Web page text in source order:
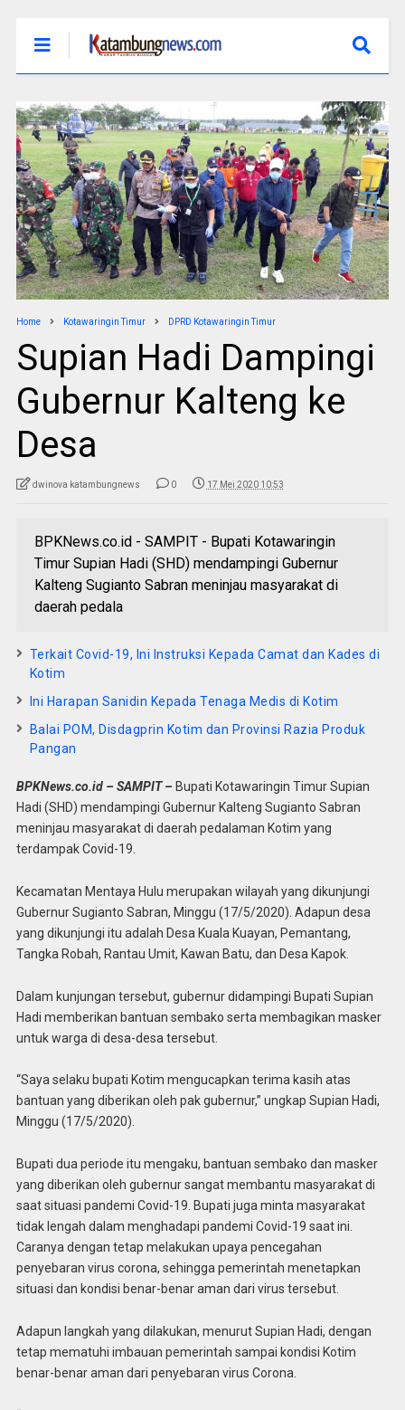
Home Kotawaringin Timur DPRD Kotawaringin Timur
Supian Hadi Dampingi
Gubernur Kalteng ke
Desa
dwinova katambungnews 0 17 Mei 2020 10:53
BPKNews.co.id - SAMPIT - Bupati Kotawaringin
Timur Supian Hadi (SHD) mendampingi Gubernur
Kalteng Sugianto Sabran meninjau masyarakat di
daerah pedala
Terkait Covid-19, Ini Instruksi Kepada Camat dan Kades di
Kotim
Ini Harapan Sanidin Kepada Tenaga Medis di Kotim
Balai POM, Disdagprin Kotim dan Provinsi Razia Produk
Pangan
BPKNews.co.id – SAMPIT – Bupati Kotawaringin Timur Supian
Hadi (SHD) mendampingi Gubernur Kalteng Sugianto Sabran
meninjau masyarakat di daerah pedalaman Kotim yang
terdampak Covid-19.
Kecamatan Mentaya Hulu merupakan wilayah yang dikunjungi
Gubernur Sugianto Sabran, Minggu (17/5/2020). Adapun desa
yang dikunjungi itu adalah Desa Kuala Kuayan, Pemantang,
Tangka Robah, Rantau Umit, Kawan Batu, dan Desa Kapok.
Dalam kunjungan tersebut, gubernur didampingi Bupati Supian
Hadi memberikan bantuan sembako serta membagikan masker
untuk warga di desa-desa tersebut.
“Saya selaku bupati Kotim mengucapkan terima kasih atas
bantuan yang diberikan oleh pak gubernur,” ungkap Supian Hadi,
Minggu (17/5/2020).
Bupati dua periode itu mengaku, bantuan sembako dan masker
yang diberikan oleh gubernur sangat membantu masyarakat di
saat situasi pandemi Covid-19. Bupati juga minta masyarakat
tidak lengah dalam menghadapi pandemi Covid-19 saat ini.
Caranya dengan tetap melakukan upaya pencegahan
penyebaran virus corona, sehingga pemerintah menetapkan
situasi dan kondisi benar-benar aman dari virus tersebut.
Adapun langkah yang dilakukan, menurut Supian Hadi, dengan
tetap mematuhi imbauan pemerintah sampai kondisi Kotim
benar-benar aman dari penyebaran virus Corona.